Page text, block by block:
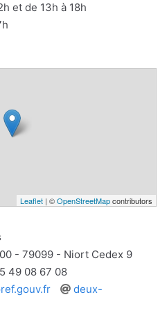
et de 13h à 18h
Leaflet | ©OpenStreetMapcontributors
- 79099 - Niort Cedex 9
49 08 67 08
Site
deux-